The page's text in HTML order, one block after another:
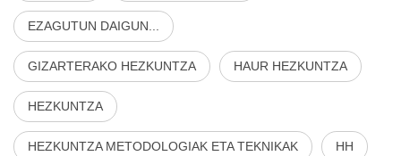
EZAGUTUN DAIGUN...
GIZARTERAKO HEZKUNTZA HAUR HEZKUNTZA
HEZKUNTZA
HEZKUNTZA METODOLOGIAK ETA TEKNIKAK HH